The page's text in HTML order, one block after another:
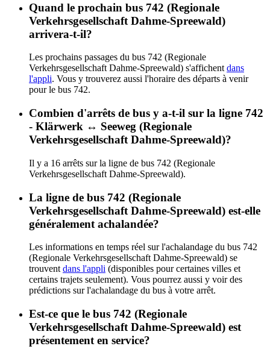
Quand le prochain bus 742 (Regionale
Verkehrsgesellschaft Dahme-Spreewald)
arrivera-t-il?
Les prochains passages du bus 742 (Regionale
Verkehrsgesellschaft Dahme-Spreewald) s'affichent dans
l'appli. Vous y trouverez aussi l'horaire des départs à venir
pour le bus 742.
Combien d'arrêts de bus y a-t-il sur la ligne 742
- Klärwerk ↔︎ Seeweg (Regionale
Verkehrsgesellschaft Dahme-Spreewald)?
Il y a 16 arrêts sur la ligne de bus 742 (Regionale
Verkehrsgesellschaft Dahme-Spreewald).
La ligne de bus 742 (Regionale
Verkehrsgesellschaft Dahme-Spreewald) est-elle
généralement achalandée?
Les informations en temps réel sur l'achalandage du bus 742
(Regionale Verkehrsgesellschaft Dahme-Spreewald) se
trouvent dans l'appli (disponibles pour certaines villes et
certains trajets seulement). Vous pourrez aussi y voir des
prédictions sur l'achalandage du bus à votre arrêt.
Est-ce que le bus 742 (Regionale
Verkehrsgesellschaft Dahme-Spreewald) est
présentement en service?